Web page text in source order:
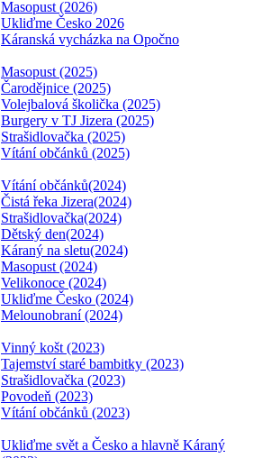
Masopust (2026)
Ukliďme Česko 2026
Káranská vycházka na Opočno
Masopust (2025)
Čarodějnice (2025)
Volejbalová školička (2025)
Burgery v TJ Jizera (2025)
Strašidlovačka (2025)
Vítání občánků (2025)
Vítání občánků(2024)
Čistá řeka Jizera(2024)
Strašidlovačka(2024)
Dětský den(2024)
Káraný na sletu(2024)
Masopust (2024)
Velikonoce (2024)
Ukliďme Česko (2024)
Melounobraní (2024)
Vinný košt (2023)
Tajemství staré bambitky (2023)
Strašidlovačka (2023)
Povodeň (2023)
Vítání občánků (2023)
Ukliďme svět a Česko a hlavně Káraný